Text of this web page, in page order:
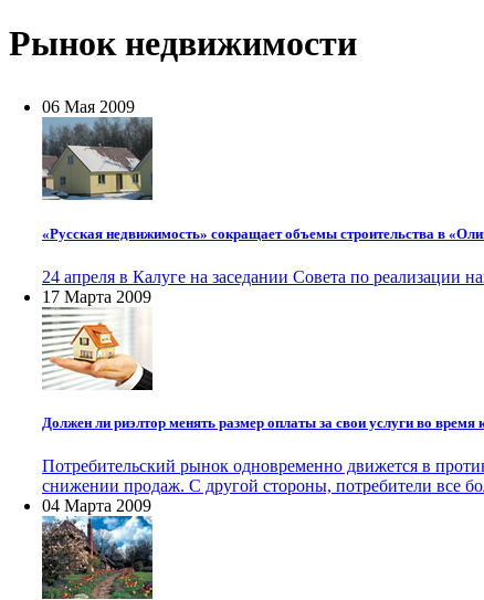
Рынок недвижимости
06 Мая 2009
«Русская недвижимость» сокращает объемы строительства в
24 апреля в Калуге на заседании Совета по реализации
17 Марта 2009
Должен ли риэлтор менять размер оплаты за свои услуги во время
Потребительский рынок одновременно движется в
снижении продаж. С другой стороны, потребители все
04 Марта 2009